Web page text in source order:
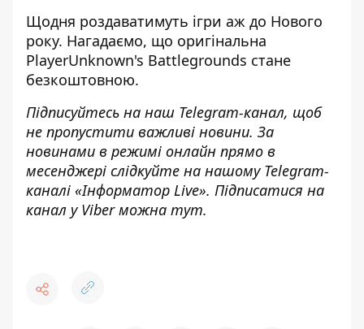
Щодня роздаватимуть ігри аж до Нового
року. Нагадаємо, що оригінальна
PlayerUnknown's Battlegrounds стане
безкоштовною.
Підписуйтесь на наш Telegram-канал, щоб
не пропустити важливі новини. За
новинами в режимі онлайн прямо в
месенджері слідкуйте на нашому Telegram-
каналі «Інформатор Live». Підписатися на
канал у Viber можна тут.